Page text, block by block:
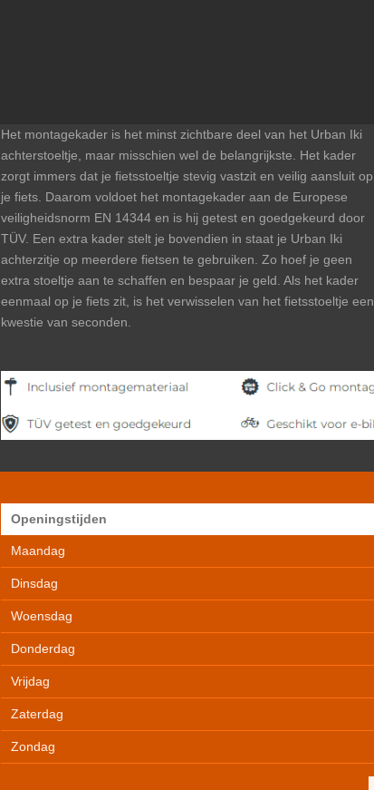
Het montagekader is het minst zichtbare deel van het Urban Iki
achterstoeltje, maar misschien wel de belangrijkste. Het kader
zorgt immers dat je fietsstoeltje stevig vastzit en veilig aansluit op
je fiets. Daarom voldoet het montagekader aan de Europese
veiligheidsnorm EN 14344 en is hij getest en goedgekeurd door
TÜV. Een extra kader stelt je bovendien in staat je Urban Iki
achterzitje op meerdere fietsen te gebruiken. Zo hoef je geen
extra stoeltje aan te schaffen en bespaar je geld. Als het kader
eenmaal op je fiets zit, is het verwisselen van het fietsstoeltje een
kwestie van seconden.
Openingstijden
Maandag
Dinsdag
Woensdag
Donderdag
Vrijdag
Zaterdag
Zondag